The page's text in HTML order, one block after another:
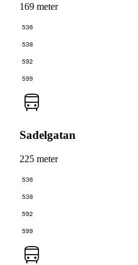
169 meter
536
538
592
599
Sadelgatan
225 meter
536
538
592
599